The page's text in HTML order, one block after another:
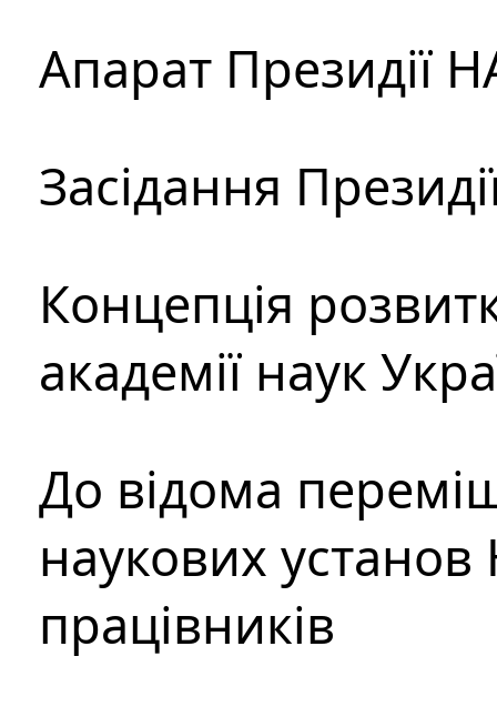
Апарат Президії
Засідання
Концепція
академії наук
До відома
наукових установ
працівників